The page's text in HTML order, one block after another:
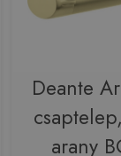
Deante
arany